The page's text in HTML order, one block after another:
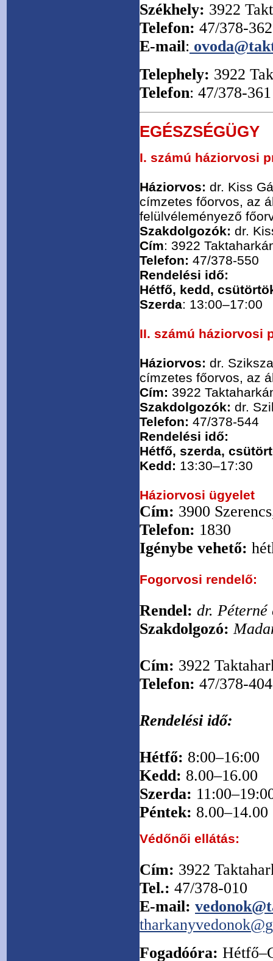
Székhely: 3922
Telefon: 47/378-362
E-mail:
Telephely: 3922
Telefon: 47/378-
EGÉSZSÉGÜGY
I. számú háziorvosi
Háziorvos: dr. Kiss
címzetes főorvos, az
felülvéleményező
Szakdolgozók: dr.
Cím: 3922
Telefon: 47/378-550
Rendelési idő:
Hétfő, kedd,
Szerda: 13:00–17:00
II. számú háziorvosi
Háziorvos: dr.
címzetes főorvos, az
Cím: 3922
Szakdolgozók: dr.
Telefon: 47/378-544
Rendelési idő:
Hétfő, szerda,
Kedd: 13:30–17:30
Háziorvosi ügyelet
Cím: 3900
Telefon: 1830
Igénybe vehető:
Fogorvosi rendelő:
Rendel: dr. Péterné
Szakdolgozó:
Cím: 3922
Telefon: 47/378-404
Rendelési idő:
Hétfő: 8:00–16:00
Kedd: 8.00–16.00
Szerda:
Péntek: 8.00–14.00
Védőnői ellátás:
Cím: 3922
Tel.: 47/378-010
E-mail:
Fogadóóra: